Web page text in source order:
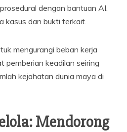
dengan bantuan AI.
kasus dan bukti terkait.
mengurangi beban kerja
pemberian keadilan seiring
kejahatan dunia maya di
Mendorong